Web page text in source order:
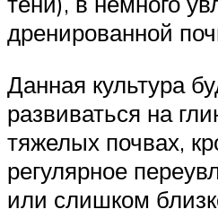
дренированной
Данная культура
развиваться на
тяжелых почвах,
регулярное
или слишком